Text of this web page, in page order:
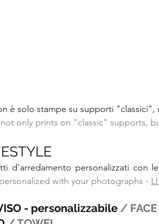
è solo stampe su supporti "classici",
only prints on "classic" supports,
d'arredamento personalizzati con
with your photographs -
- personalizzabile /